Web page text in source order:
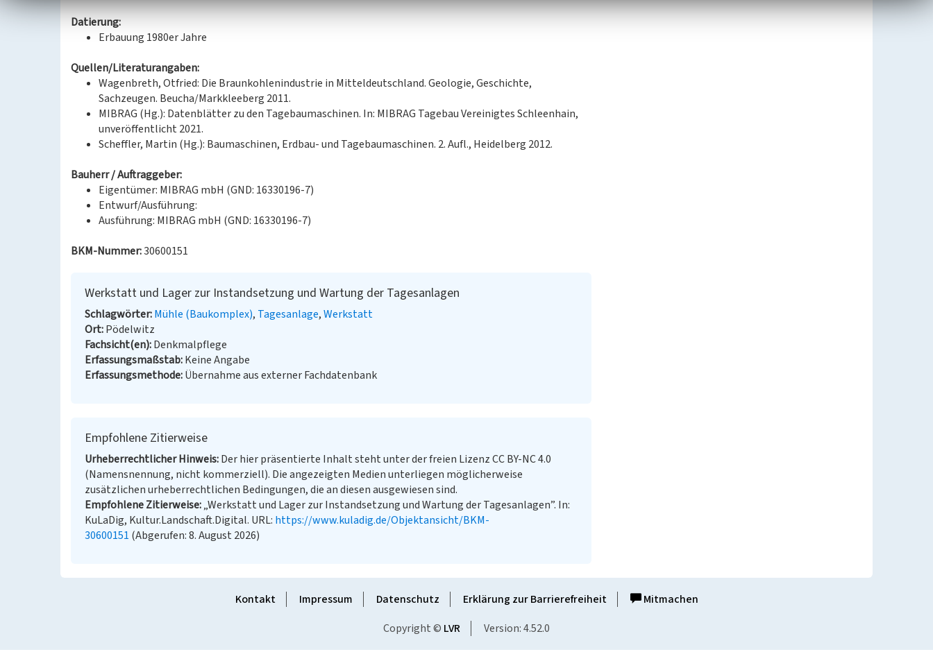
Datierung:
Erbauung 1980er Jahre
Quellen/Literaturangaben:
Wagenbreth, Otfried: Die Braunkohlenindustrie in Mitteldeutschland. Geologie, Geschichte,
Sachzeugen. Beucha/Markkleeberg 2011.
MIBRAG (Hg.): Datenblätter zu den Tagebaumaschinen. In: MIBRAG Tagebau Vereinigtes Schleenhain,
unveröffentlicht 2021.
Scheffler, Martin (Hg.): Baumaschinen, Erdbau- und Tagebaumaschinen. 2. Aufl., Heidelberg 2012.
Bauherr / Auftraggeber:
Eigentümer: MIBRAG mbH (GND: 16330196-7)
Entwurf/Ausführung:
Ausführung: MIBRAG mbH (GND: 16330196-7)
BKM-Nummer:30600151
Werkstatt und Lager zur Instandsetzung und Wartung der Tagesanlagen
Schlagwörter Mühle (Baukomplex) Tagesanlage Werkstatt
Ort Pödelwitz
Fachsicht(en) Denkmalpflege
Erfassungsmaßstab Keine Angabe
Erfassungsmethode Übernahme aus externer Fachdatenbank
Empfohlene Zitierweise
Urheberrechtlicher Hinweis Der hier präsentierte Inhalt steht unter der freien Lizenz CC BY-NC 4.0
(Namensnennung, nicht kommerziell). Die angezeigten Medien unterliegen möglicherweise
zusätzlichen urheberrechtlichen Bedingungen, die an diesen ausgewiesen sind.
Empfohlene Zitierweise „Werkstatt und Lager zur Instandsetzung und Wartung der Tagesanlagen”. In:
KuLaDig, Kultur.Landschaft.Digital. URL: https://www.kuladig.de/Objektansicht/BKM-
30600151 (Abgerufen: 8. August 2026)
Kontakt Impressum Datenschutz Erklärung zur Barrierefreiheit
Mitmachen
Copyright © LVR Version: 4.52.0